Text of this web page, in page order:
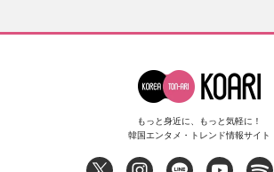
もっと身近に、もっと気軽に！
韓国エンタメ・トレンド情報サイト